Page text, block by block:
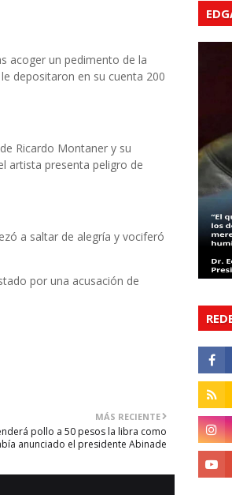
acoger un pedimento de la
depositaron en su cuenta 200
Ricardo Montaner y su
artista presenta peligro de
a saltar de alegría y vociferó
por una acusación de
MÁS RECIENTE
pollo a 50 pesos la libra como
anunciado el presidente Abinade